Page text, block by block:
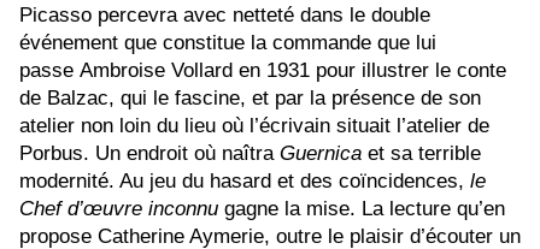
Picasso percevra avec netteté dans le double
événement que constitue la commande que lui
passe Ambroise Vollard en 1931 pour illustrer le conte
de Balzac, qui le fascine, et par la présence de son
atelier non loin du lieu où l’écrivain situait l’atelier de
Porbus. Un endroit où naîtra Guernica et sa terrible
modernité. Au jeu du hasard et des coïncidences, le
Chef d’œuvre inconnu gagne la mise. La lecture qu’en
propose Catherine Aymerie, outre le plaisir d’écouter un